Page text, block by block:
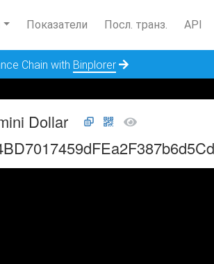
Показатели Посл. транз. API
Chain with Binplorer
Dollar